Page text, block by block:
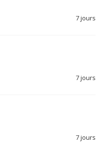
7 jours
7 jours
7 jours